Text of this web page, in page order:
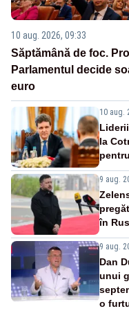
10 aug. 2026, 09:33
Săptămână de foc.
Parlamentul decide
euro
10 aug.
la
9 aug.
în
9 aug.
Dan
unui
o